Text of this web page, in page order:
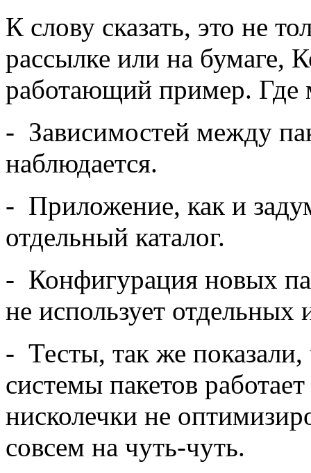
К слову сказать, это не
рассылке или на бумаге,
работающий пример. Где
- Зависимостей между
наблюдается.
- Приложение, как и
отдельный каталог.
- Конфигурация новых
не использует отдельных
- Тесты, так же
системы пакетов
нисколечки не
совсем на чуть-чуть.